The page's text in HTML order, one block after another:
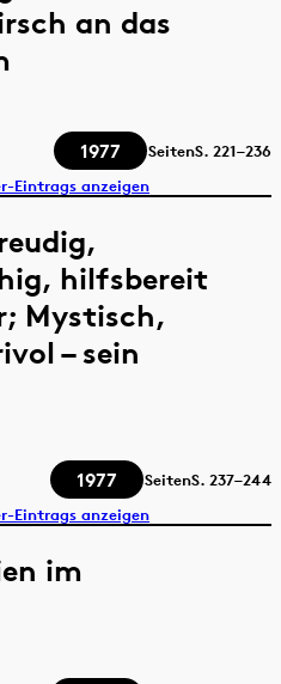
an das
1977 SeitenS. 221–236
Eintrags anzeigen
hilfsbereit
Mystisch,
– sein
1977 SeitenS. 237–244
Eintrags anzeigen
im